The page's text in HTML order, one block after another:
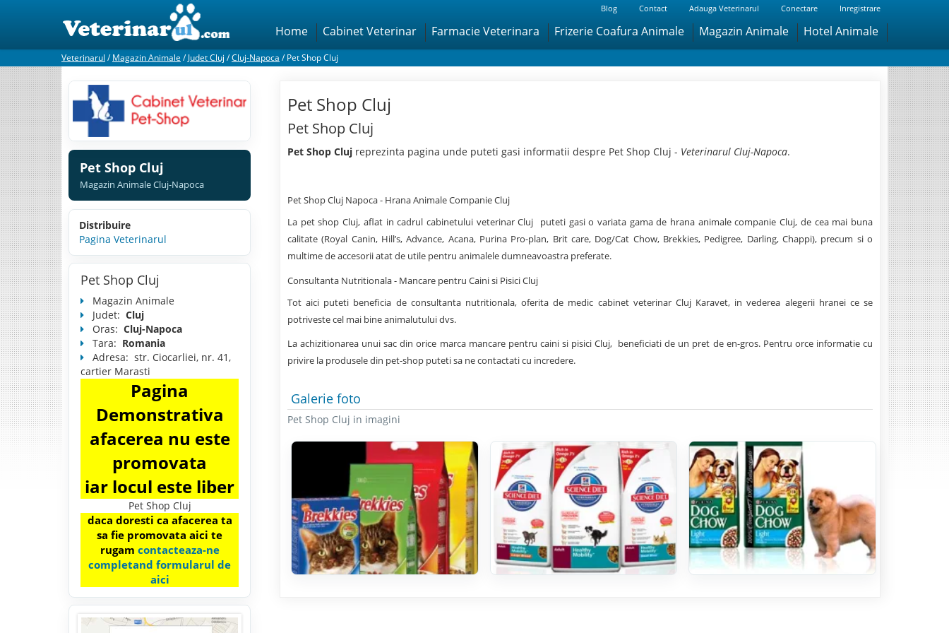
Blog Contact Adauga Veterinarul Conectare Inregistrare
Home Cabinet Veterinar Farmacie Veterinara Frizerie Coafura Animale Magazin Animale Hotel Animale
Veterinarul /Magazin Animale /Judet Cluj /Cluj-Napoca /Pet Shop Cluj
Pet Shop Cluj
Magazin Animale Cluj-Napoca
Distribuire
Pagina Veterinarul
Pet Shop Cluj
Magazin Animale
Judet: Cluj
Oras: Cluj-Napoca
Tara: Romania
Adresa: str. Ciocarliei, nr. 41,
cartier Marasti
Pagina
Demonstrativa
afacerea nu este
promovata
iar locul este liber
Pet Shop Cluj
daca doresti ca afacerea ta
sa fie promovata aici te
rugam contacteaza-ne
completand formularul de
aici
Pet Shop Cluj
Pet Shop Cluj
Pet Shop Cluj reprezinta pagina unde puteti gasi informatii despre Pet Shop Cluj - Veterinarul Cluj-Napoca.
Pet Shop Cluj Napoca - Hrana Animale Companie Cluj
La pet shop Cluj, aflat in cadrul cabinetului veterinar Cluj puteti gasi o variata gama de hrana animale companie Cluj, de cea mai buna
calitate (Royal Canin, Hill’s, Advance, Acana, Purina Pro-plan, Brit care, Dog/Cat Chow, Brekkies, Pedigree, Darling, Chappi), precum si o
multime de accesorii atat de utile pentru animalele dumneavoastra preferate.
Consultanta Nutritionala - Mancare pentru Caini si Pisici Cluj
Tot aici puteti beneficia de consultanta nutritionala, oferita de medic cabinet veterinar Cluj Karavet, in vederea alegerii hranei ce se
potriveste cel mai bine animalutului dvs.
La achizitionarea unui sac din orice marca mancare pentru caini si pisici Cluj, beneficiati de un pret de en-gros. Pentru orce informatie cu
privire la produsele din pet-shop puteti sa ne contactati cu incredere.
Galerie foto
Pet Shop Cluj in imagini